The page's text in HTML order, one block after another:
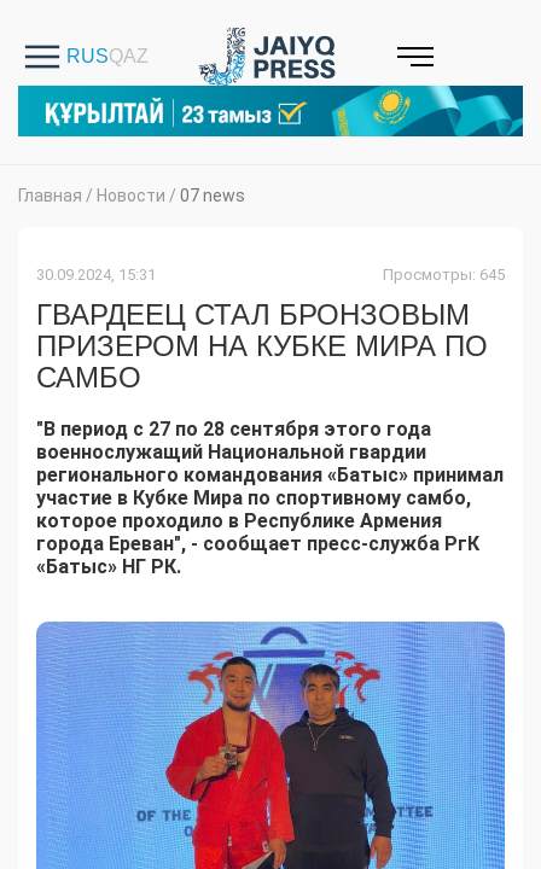
Главная / Новости / 07 news
30.09.2024, 15:31 Просмотры: 645
ГВАРДЕЕЦ СТАЛ БРОНЗОВЫМ
ПРИЗЕРОМ НА КУБКЕ МИРА ПО
САМБО
"В период с 27 по 28 сентября этого года
военнослужащий Национальной гвардии
регионального командования «Батыс» принимал
участие в Кубке Мира по спортивному самбо,
которое проходило в Республике Армения
города Ереван", - сообщает пресс-служба РгК
«Батыс» НГ РК.